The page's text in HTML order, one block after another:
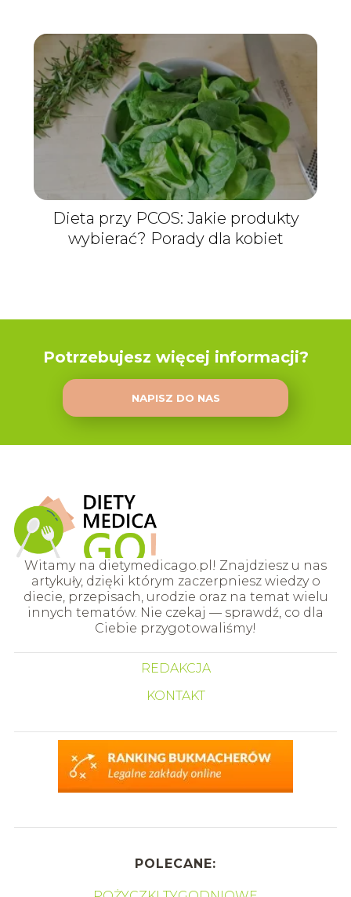
Dieta przy PCOS: Jakie produkty
wybierać? Porady dla kobiet
Potrzebujesz więcej informacji?
NAPISZ DO NAS
Witamy na dietymedicago.pl! Znajdziesz u nas
artykuły, dzięki którym zaczerpniesz wiedzy o
diecie, przepisach, urodzie oraz na temat wielu
innych tematów. Nie czekaj — sprawdź, co dla
Ciebie przygotowaliśmy!
REDAKCJA
KONTAKT
POLECANE: